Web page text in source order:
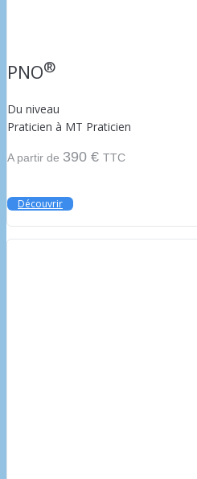
PNO®
Du niveau
Praticien à MT Praticien
A partir de 390 € TTC
Découvrir